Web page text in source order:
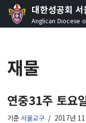
콘
로
건
뛰
기
대한성공회
Anglican Diocese
재물
연중31주 토요
기준 서울교구 2017년